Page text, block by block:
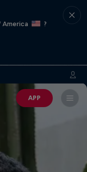
America
?
APP